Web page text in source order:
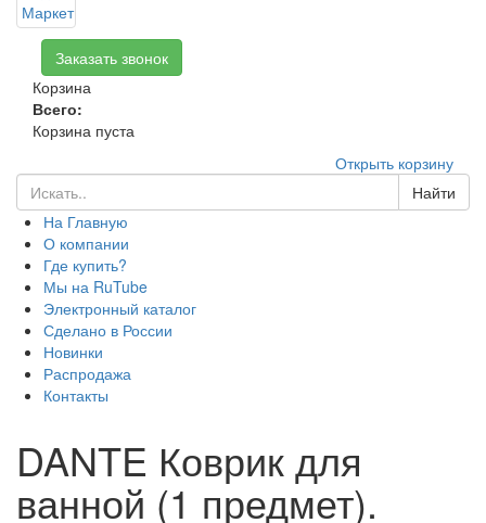
Заказать звонок
Корзина
Всего:
Корзина пуста
Открыть корзину
Найти
На Главную
О компании
Где купить?
Мы на RuTube
Электронный каталог
Сделано в России
Новинки
Распродажа
Контакты
DANTE Коврик для
ванной (1 предмет).